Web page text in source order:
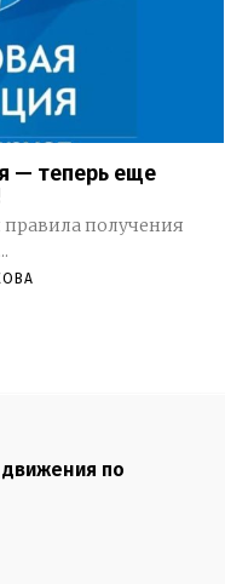
по